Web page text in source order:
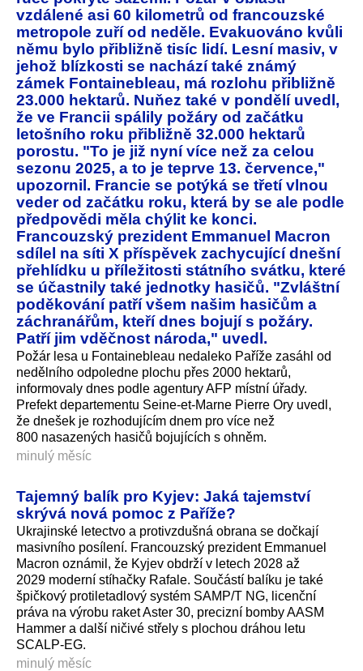
vzdálené asi 60 kilometrů od francouzské
metropole zuří od neděle. Evakuováno kvůli
němu bylo přibližně tisíc lidí. Lesní masiv, v
jehož blízkosti se nachází také známý
zámek Fontainebleau, má rozlohu přibližně
23.000 hektarů. Nuňez také v pondělí uvedl,
že ve Francii spálily požáry od začátku
letošního roku přibližně 32.000 hektarů
porostu. "To je již nyní více než za celou
sezonu 2025, a to je teprve 13. července,"
upozornil. Francie se potýká se třetí vlnou
veder od začátku roku, která by se ale podle
předpovědi měla chýlit ke konci.
Francouzský prezident Emmanuel Macron
sdílel na síti X příspěvek zachycující dnešní
přehlídku u příležitosti státního svátku, které
se účastnily také jednotky hasičů. "Zvláštní
poděkování patří všem našim hasičům a
záchranářům, kteří dnes bojují s požáry.
Patří jim vděčnost národa," uvedl.
Požár lesa u Fontainebleau nedaleko Paříže zasáhl od
nedělního odpoledne plochu přes 2000 hektarů,
informovaly dnes podle agentury AFP místní úřady.
Prefekt departementu Seine-et-Marne Pierre Ory uvedl,
že dnešek je rozhodujícím dnem pro více než
800 nasazených hasičů bojujících s ohněm.
minulý měsíc
Tajemný balík pro Kyjev: Jaká tajemství
skrývá nová pomoc z Paříže?
Ukrajinské letectvo a protivzdušná obrana se dočkají
masivního posílení. Francouzský prezident Emmanuel
Macron oznámil, že Kyjev obdrží v letech 2028 až
2029 moderní stíhačky Rafale. Součástí balíku je také
špičkový protiletadlový systém SAMP/T NG, licenční
práva na výrobu raket Aster 30, precizní bomby AASM
Hammer a další ničivé střely s plochou dráhou letu
SCALP-EG.
minulý měsíc